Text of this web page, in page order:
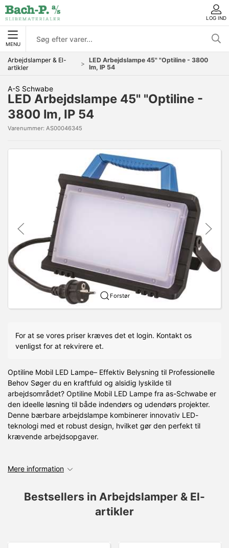
LOG IND
MENU
Arbejdslamper & El-
artikler
LED Arbejdslampe 45" "Optiline - 3800
lm, IP 54
A-S Schwabe
LED Arbejdslampe 45" "Optiline -
3800 lm, IP 54
Varenummer: AS00046345
Forstør
For at se vores priser kræves det et login. Kontakt os
venligst for at rekvirere et.
Optiline Mobil LED Lampe– Effektiv Belysning til Professionelle
Behov Søger du en kraftfuld og alsidig lyskilde til
arbejdsområdet? Optiline Mobil LED Lampe fra as-Schwabe er
den ideelle løsning til både indendørs og udendørs projekter.
Denne bærbare arbejdslampe kombinerer innovativ LED-
teknologi med et robust design, hvilket gør den perfekt til
krævende arbejdsopgaver.
Mere information
Bestsellers in Arbejdslamper & El-
artikler